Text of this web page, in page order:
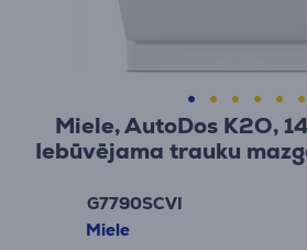
Miele, AutoDos K2O,
Iebūvējama trauku
G7790SCVI
Miele